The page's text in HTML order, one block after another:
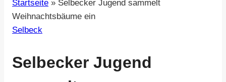
Startseite » Selbecker Jugend sammelt
Weihnachtsbäume ein
Selbeck
Selbecker Jugend